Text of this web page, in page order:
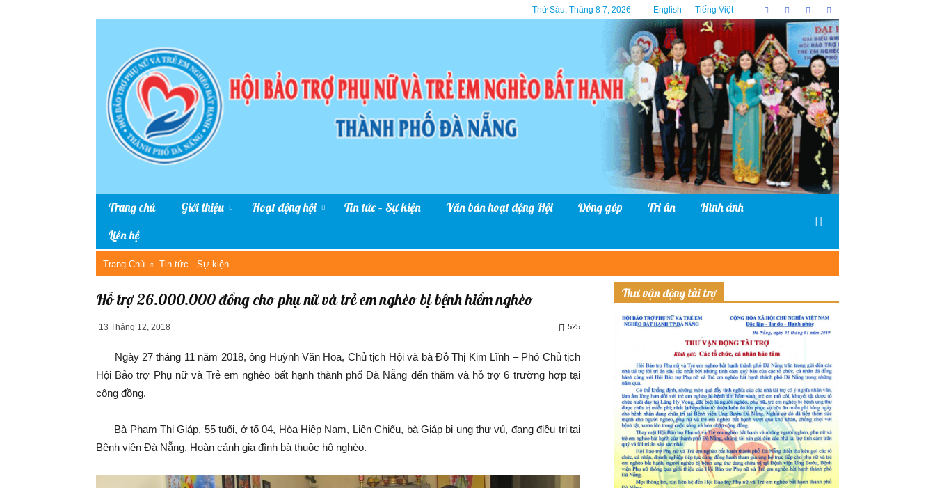
Thứ Sáu, Tháng 8 7, 2026 English Tiếng Việt
Trang chủ Giới thiệu Hoạt động hội Tin tức – Sự kiện Văn bản hoạt động Hội Đóng góp Tri ân
Hình ảnh
Liên hệ
Trang Chủ Tin tức - Sự kiện
Hỗ trợ 26.000.000 đồng cho phụ nữ và trẻ em nghèo bị bệnh hiểm nghèo
13 Tháng 12, 2018 525
Ngày 27 tháng 11 năm 2018, ông Huỳnh Văn Hoa, Chủ tịch Hội và bà Đỗ Thị Kim Lĩnh – Phó Chủ tịch
Hội Bảo trợ Phụ nữ và Trẻ em nghèo bất hạnh thành phố Đà Nẵng đến thăm và hỗ trợ 6 trường hợp tại
cộng đồng.
Bà Phạm Thị Giáp, 55 tuổi, ở tổ 04, Hòa Hiệp Nam, Liên Chiểu, bà Giáp bị ung thư vú, đang điều trị tại
Bệnh viện Đà Nẵng. Hoàn cảnh gia đình bà thuộc hộ nghèo.
Thư vận động tài trợ